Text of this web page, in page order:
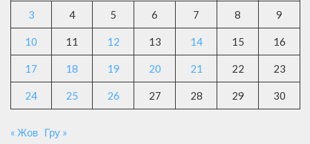
3 4 5 6 7 8 9
10 11 12 13 14 15 16
17 18 19 20 21 22 23
24 25 26 27 28 29 30
« Жов Гру »